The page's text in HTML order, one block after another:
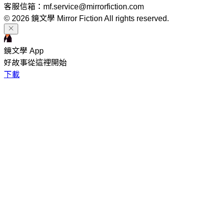
客服信箱：mf.service@mirrorfiction.com
© 2026 鏡文學 Mirror Fiction All rights reserved.
鏡文學 App
好故事從這裡開始
下載